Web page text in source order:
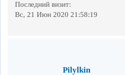
Последний визит:
Вс, 21 Июн 2020 21:58:19
Pilylkin